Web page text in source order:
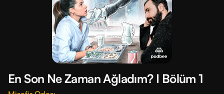
En Son Ne Zaman Ağladım? I Bölüm 1